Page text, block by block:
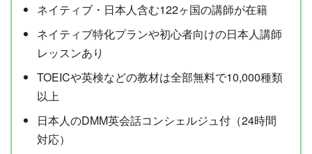
ネイティブ・日本人含む122ヶ国の講師が在籍
ネイティブ特化プランや初心者向けの日本人講師
レッスンあり
TOEICや英検などの教材は全部無料で10,000種類
以上
日本人のDMM英会話コンシェルジュ付（24時間
対応）